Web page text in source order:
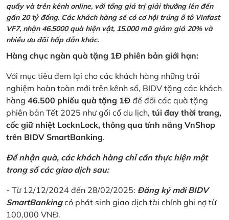
quầy và trên kênh online, với tổng giá trị giải thưởng lên đến
gần 20 tỷ đồng. Các khách hàng sẽ có cơ hội trúng ô tô Vinfast
VF7, nhận 46.5000 quà hiện vật, 15.000 mã giảm giá 20% và
nhiều ưu đãi hấp dẫn khác.
Hàng chục ngàn quà tặng 1Đ phiên bản giới hạn:
Với mục tiêu đem lại cho các khách hàng những trải
nghiệm hoàn toàn mới trên kênh số, BIDV tặng các khách
hàng 46.500 phiếu quà tặng 1Đ để đổi các quà tặng
phiên bản Tết 2025 như gối cổ du lịch, túi đay thời trang,
cốc giữ nhiệt LocknLock, thông qua tính năng VnShop
trên BIDV SmartBanking.
Để nhận quà, các khách hàng chỉ cần thực hiện một
trong số các giao dịch sau:
- Từ 12/12/2024 đến 28/02/2025: Đăng ký mới BIDV
SmartBankingcó phát sinh giao dịch tài chính ghi nợ từ
100,000 VNĐ.